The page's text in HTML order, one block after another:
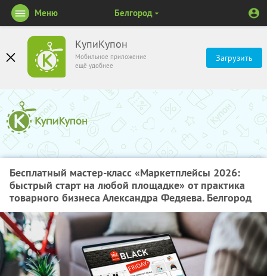
КупиКупон
Мобильное приложение
ещё удобнее
Загрузить
Меню Белгород
Бесплатный мастер-класс «Маркетплейсы 2026:
быстрый старт на любой площадке» от практика
товарного бизнеса Александра Федяева. Белгород